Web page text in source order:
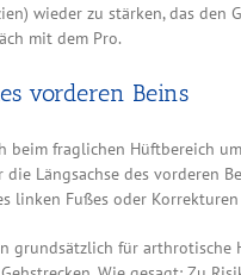
wieder zu stärken, das
mit dem Pro.
vorderen Beins
beim fraglichen Hüftbereich
Längsachse des vorderen
linken Fußes oder
grundsätzlich für arthrotische